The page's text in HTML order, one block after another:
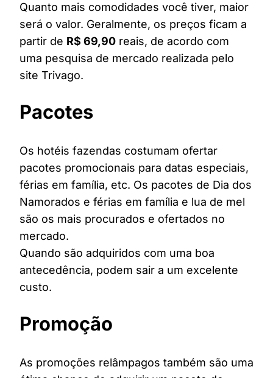
Quanto mais comodidades você tiver, maior
será o valor. Geralmente, os preços ficam a
partir de R$ 69,90 reais, de acordo com
uma pesquisa de mercado realizada pelo
site Trivago.
Pacotes
Os hotéis fazendas costumam ofertar
pacotes promocionais para datas especiais,
férias em família, etc. Os pacotes de Dia dos
Namorados e férias em família e lua de mel
são os mais procurados e ofertados no
mercado.
Quando são adquiridos com uma boa
antecedência, podem sair a um excelente
custo.
Promoção
As promoções relâmpagos também são uma